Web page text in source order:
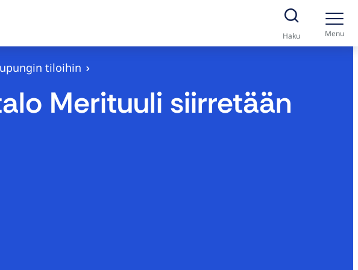
Haku Menu
tiloihin
Merituuli siirretään